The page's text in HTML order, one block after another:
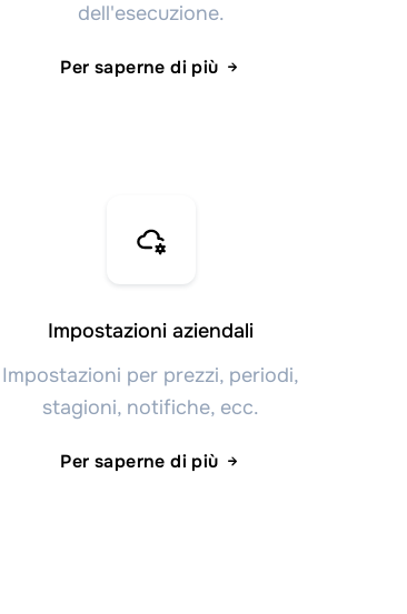
dell'esecuzione.
Per saperne di più
Impostazioni aziendali
Impostazioni per prezzi, periodi,
stagioni, notifiche, ecc.
Per saperne di più